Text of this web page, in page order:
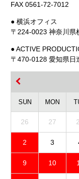
FAX 0561-72-7012
● 横浜オフィス
〒224-0023 神奈川県
● ACTIVE
〒470-0128 愛知県日
SUN MON
26 27
2 3
9 10